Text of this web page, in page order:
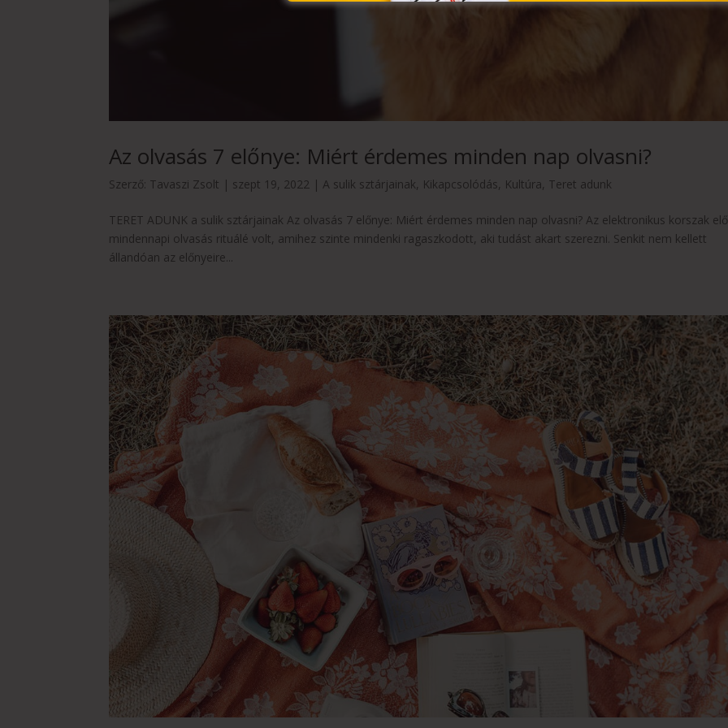
Az olvasás 7 előnye: Miért érdemes minden nap olvasni?
Szerző: Tavaszi Zsolt | szept 19, 2022 |A sulik sztárjainak, Kikapcsolódás, Kultúra, Teret adunk
TERET ADUNK a sulik sztárjainak Az olvasás 7 előnye: Miért érdemes minden nap olvasni? Az elektronikus korszak
mindennapi olvasás rituálé volt, amihez szinte mindenki ragaszkodott, aki tudást akart szerezni. Senkit nem kellett
állandóan az előnyeire...